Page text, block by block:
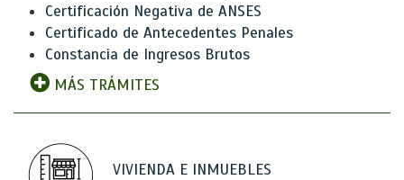
Certificación Negativa de ANSES
Certificado de Antecedentes Penales
Constancia de Ingresos Brutos
MÁS TRÁMITES
VIVIENDA E INMUEBLES